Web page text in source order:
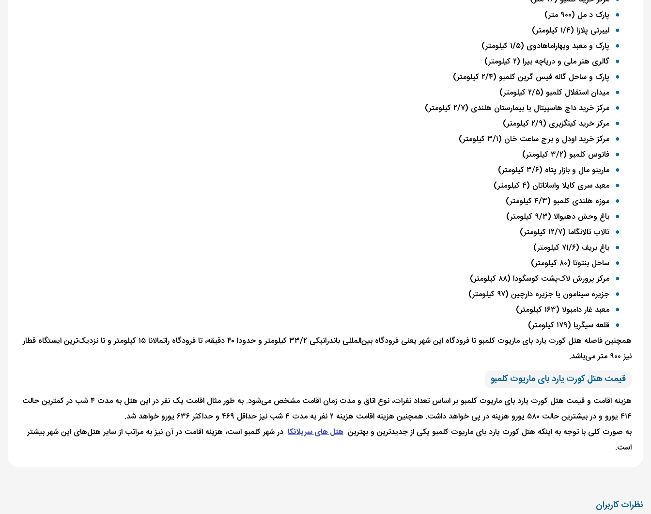
پارک د مل (۹۰۰ متر)
لیبرتی پلازا (۱/۴ کیلومتر)
پارک و معبد ویهاراماهادوی (۱/۵ کیلومتر)
گالری هنر ملی و دریاچه بیرا (۲ کیلومتر)
پارک و ساحل گاله فیس گرین کلمبو (۲/۴ کیلومتر)
میدان استقلال کلمبو (۲/۵ کیلومتر)
مرکز خرید داچ هاسپیتال یا بیمارستان هلندی (۲/۷ کیلومتر)
مرکز خرید کینگزبری (۲/۹ کیلومتر)
مرکز خرید اودل و برج ساعت خان (۳/۱ کیلومتر)
فانوس کلمبو (۳/۲ کیلومتر)
مارینو مال و بازار پتاه (۳/۶ کیلومتر)
معبد سری کایلا واساناتان (۴ کیلومتر)
موزه هلندی کلمبو (۴/۳ کیلومتر)
باغ وحش دهیوالا (۹/۳ کیلومتر)
تالاب تالانگاما (۱۲/۷ کیلومتر)
باغ بریف (۷۱/۶ کیلومتر)
ساحل بنتوتا (۸۰ کیلومتر)
مرکز پرورش لاک‌پشت کوسگودا (۸۸ کیلومتر)
جزیره سینامون یا جزیره دارچین (۹۷ کیلومتر)
معبد غار دامبولا (۱۶۳ کیلومتر)
قلعه سیگریا (۱۷۹ کیلومتر)
همچنین فاصله هتل کورت یارد بای ماریوت کلمبو تا فرودگاه این شهر یعنی فرودگاه بین‌المللی باندرانیکی ۳۳/۲ کیلومتر و حدودا ۴۰ دقیقه، تا فرودگاه راتمالانا ۱۵ کیلومتر و تا نزدیک‌ترین ایستگاه قطار
نیز ۹۰۰ متر می‌باشد.
قیمت هتل کورت یارد بای ماریوت کلمبو
هزینه اقامت و قیمت هتل کورت یارد بای ماریوت کلمبو بر اساس تعداد نفرات، نوع اتاق و مدت زمان اقامت مشخص می‌شود. به طور مثال اقامت یک نفر در این هتل به مدت ۴ شب در کمترین حالت
۴۱۴ یورو و در بیشترین حالت ۵۸۰ یورو هزینه در پی خواهد داشت. همچنین هزینه اقامت هزینه ۲ نفر به مدت ۴ شب نیز حداقل ۴۶۹ و حداکثر ۶۳۶ یورو خواهد شد.
به صورت کلی با توجه به اینکه هتل کورت یارد بای ماریوت کلمبو یکی از جدیدترین و بهترین هتل های سریلانکا در شهر کلمبو است، هزینه اقامت در آن نیز به مراتب از سایر هتل‌های این شهر بیشتر
است.
نظرات کاربران